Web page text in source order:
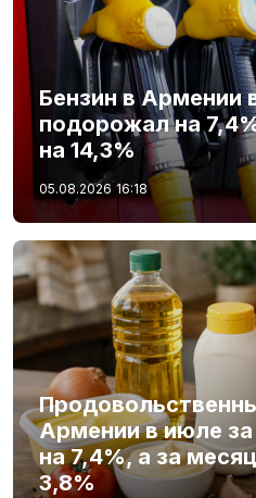
Бензин в Армении
подорожал на
на 14,3%
05.08.2026 16:18
Армении в июле
на 7,4%, а за
3,8%